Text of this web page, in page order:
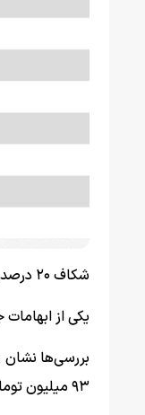
شکاف ۲۰ درصدی قیمت واردکننده با پلتفرم‌های آنلاین
یکی از
۹۳ میلیون تومان فروخته می‌شود.